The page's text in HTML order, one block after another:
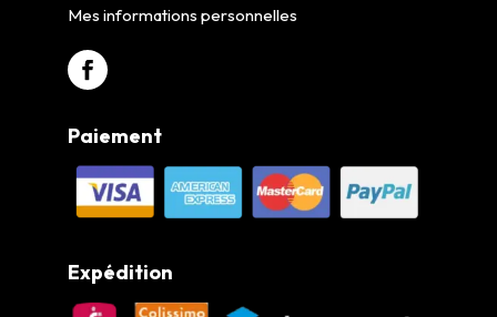
Mes informations personnelles
Paiement
Expédition